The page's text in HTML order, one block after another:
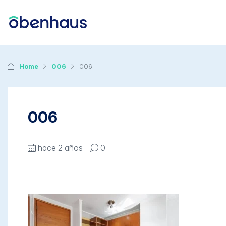
Home 006 006
006
hace 2 años 0